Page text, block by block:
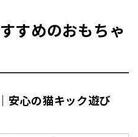
すめのおもちゃ
安心の猫キック遊び